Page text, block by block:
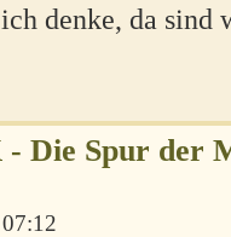
denke, da sind
- Die Spur der